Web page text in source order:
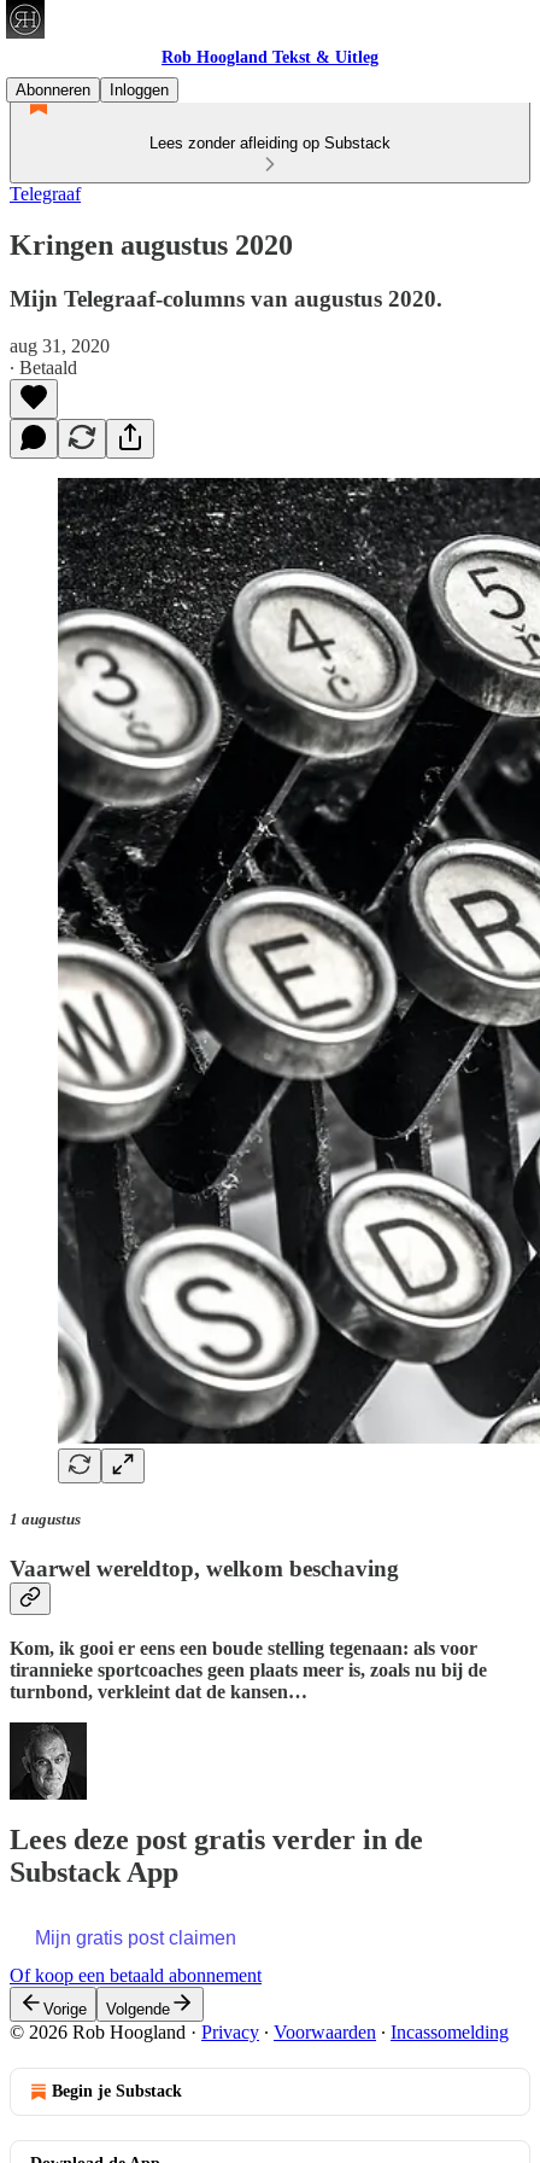
Rob Hoogland Tekst & Uitleg
Abonneren
Inloggen
Lees zonder afleiding op Substack
Telegraaf
Kringen augustus 2020
Mijn Telegraaf-columns van augustus 2020.
aug 31, 2020
∙ Betaald
1 augustus
Vaarwel wereldtop, welkom beschaving
Kom, ik gooi er eens een boude stelling tegenaan: als voor
tirannieke sportcoaches geen plaats meer is, zoals nu bij de
turnbond, verkleint dat de kansen…
Lees deze post gratis verder in de
Substack App
Mijn gratis post claimen
Of koop een betaald abonnement
Vorige Volgende
© 2026 Rob Hoogland · Privacy ∙ Voorwaarden ∙ Incassomelding
Begin je Substack